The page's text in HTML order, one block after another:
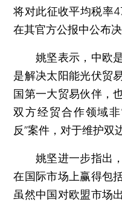
将对此征收平均税率
在其官方公报中公布
姚坚表示，中欧是
是解决太阳能光伏贸
国第一大贸易伙伴，
双方经贸合作领域
反”案件，对于维护双
姚坚进一步指出，
在国际市场上赢得包
虽然中国对欧盟市场